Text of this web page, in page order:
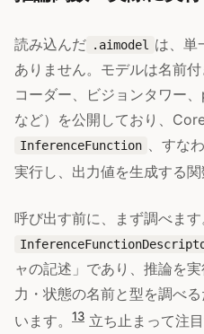
読み込んだ .aimodel
は、単
ありません。モデルは名前
コーダー、ビジョンタワー
など）を公開しており、
InferenceFunction
、すな
実行し、出力値を生成する関
呼び出す前に、まず調べます
ャの記述」であり、推論を
力・状態の名前と型を調べ
います。
13 立ち止まって注